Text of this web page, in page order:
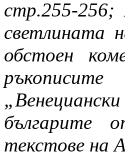
стр.255-256;
светлината
обстоен
българите
текстове на